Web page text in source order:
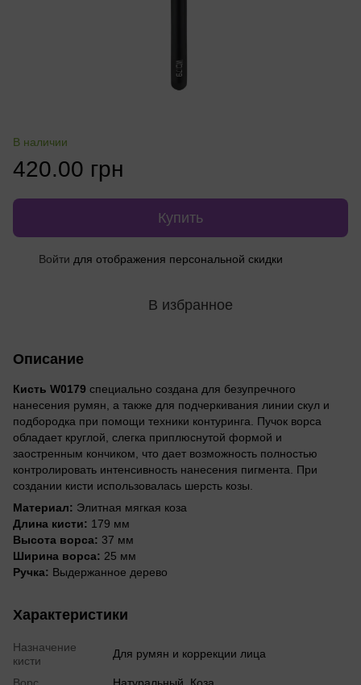
В наличии
420.00 грн
Купить
Войти для отображения персональной скидки
В избранное
Описание
Кисть W0179 специально создана для безупречного
нанесения румян, а также для подчеркивания линии скул и
подбородка при помощи техники контуринга. Пучок ворса
обладает круглой, слегка приплюснутой формой и
заостренным кончиком, что дает возможность полностью
контролировать интенсивность нанесения пигмента. При
создании кисти использовалась шерсть козы.
Материал: Элитная мягкая коза
Длина кисти: 179 мм
Высота ворса: 37 мм
Ширина ворса: 25 мм
Ручка: Выдержанное дерево
Характеристики
Назначение
кисти
Для румян и коррекции лица
Ворс Натуральный, Коза